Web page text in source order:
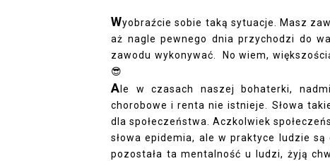
Wyobraźcie sobie taką sytuacje. Masz
aż nagle pewnego dnia przychodzi do
zawodu wykonywać. No wiem,
😎
A le w czasach naszej bohaterki,
chorobowe i renta nie istnieje. Słowa
dla społeczeństwa. Aczkolwiek
słowa epidemia, ale w praktyce ludzie
pozostała ta mentalność u ludzi, żyją